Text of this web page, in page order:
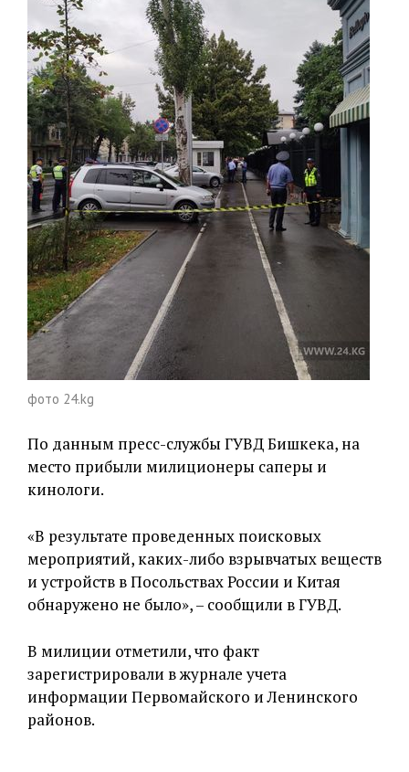
фото 24.kg
По данным пресс-службы ГУВД Бишкека, на
место прибыли милиционеры саперы и
кинологи.
«В результате проведенных поисковых
мероприятий, каких-либо взрывчатых веществ
и устройств в Посольствах России и Китая
обнаружено не было», – сообщили в ГУВД.
В милиции отметили, что факт
зарегистрировали в журнале учета
информации Первомайского и Ленинского
районов.